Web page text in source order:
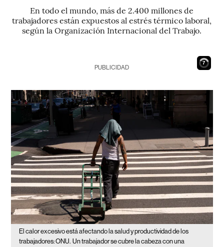
En todo el mundo, más de 2.400 millones de
trabajadores están expuestos al estrés térmico laboral,
según la Organización Internacional del Trabajo.
6
PUBLICIDAD
El calor excesivo está afectando la salud y productividad de los
trabajadores: ONU. Un trabajador se cubre la cabeza con una